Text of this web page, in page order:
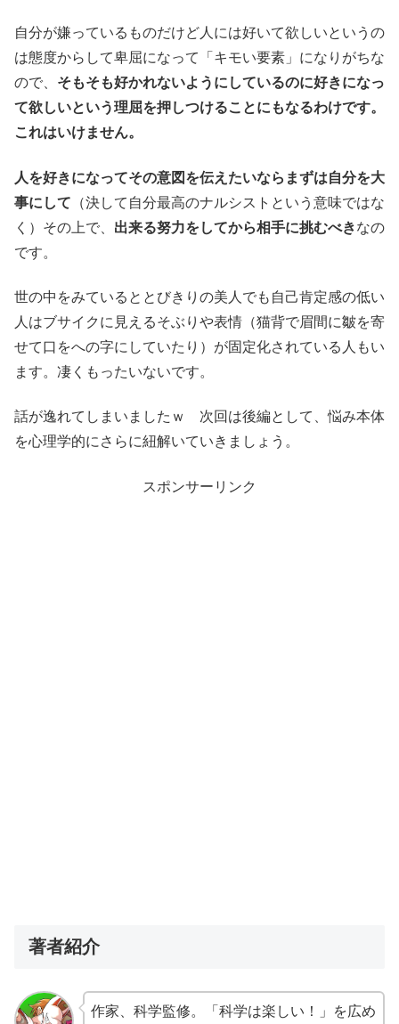
自分が嫌っているものだけど人には好いて欲しいというの
は態度からして卑屈になって「キモい要素」になりがちな
ので、 そもそも好かれないようにしているのに好きになっ
て欲しいという理屈を押しつけることにもなるわけです。
これはいけません。
人を好きになってその意図を伝えたいならまずは自分を大
事にして （決して自分最高のナルシストという意味ではな
く）その上で、 出来る努力をしてから相手に挑むべきなの
です。
世の中をみているととびきりの美人でも自己肯定感の低い
人はブサイクに見えるそぶりや表情（猫背で眉間に皺を寄
せて口をへの字にしていたり）が固定化されている人もい
ます。凄くもったいないです。
話が逸れてしまいましたｗ 次回は後編として、悩み本体
を心理学的にさらに紐解いていきましょう。
スポンサーリンク
著者紹介
作家、科学監修。「科学は楽しい！」を広め